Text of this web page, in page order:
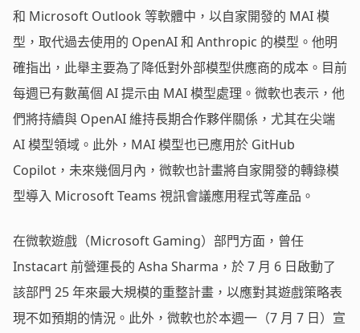
和 Microsoft Outlook 等軟體中，以自家開發的 MAI 模
型，取代過去使用的 OpenAI 和 Anthropic 的模型。他明
確指出，此舉主要為了降低對外部模型供應商的成本。目前
每週已有數萬個 AI 提示由 MAI 模型處理。微軟也表示，他
們將持續與 OpenAI 維持長期合作夥伴關係，尤其在尖端
AI 模型領域。此外，MAI 模型也已應用於 GitHub
Copilot，未來幾個月內，微軟也計畫將自家開發的轉錄模
型導入 Microsoft Teams 視訊會議應用程式等產品。
在微軟遊戲（Microsoft Gaming）部門方面，曾任
Instacart 前營運長的 Asha Sharma，於 7 月 6 日啟動了
該部門 25 年來最大規模的重整計畫，以應對其遊戲策略表
現不如預期的情況。此外，微軟也於本週一（7 月 7 日）宣